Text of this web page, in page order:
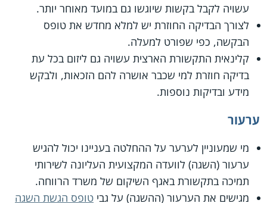
עשויה לקבל בקשות שיוגשו גם במועד מאוחר יותר.
לצורך הבדיקה החוזרת יש למלא מחדש את טופס
הבקשה, כפי שפורט למעלה.
קלינאית התקשורת הארצית עשויה גם ליזום בכל עת
בדיקה חוזרת למי שכבר אושרה להם הזכאות, ולבקש
מידע ובדיקות נוספות.
ערעור
מי שמעוניין לערער על ההחלטה בעניינו יכול להגיש
ערעור (השגה) לוועדה המקצועית העליונה לשירותי
תמיכה בתקשורת באגף השיקום של משרד הרווחה.
מגישים את הערעור (ההשגה) על גבי טופס הגשת השגה